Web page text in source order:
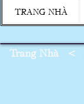
TRANG NHÀ
Trang Nhà <